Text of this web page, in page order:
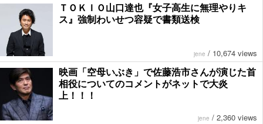
ＴＯＫＩＯ山口達也『女子高生に無理やりキ
ス』強制わいせつ容疑で書類送検
jene / 10,674 views
映画「空母いぶき」で佐藤浩市さんが演じた首
相役についてのコメントがネットで大炎
上！！！
jene / 2,360 views